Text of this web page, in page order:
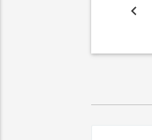
keyboard_arrow_left